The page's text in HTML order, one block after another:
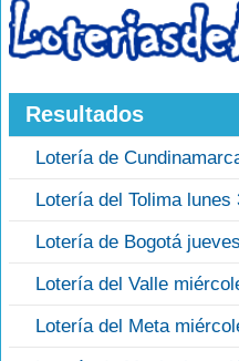
Resultados
Lotería de
Lotería del Tolima
Lotería de Bogotá
Lotería del Valle
Lotería del Meta